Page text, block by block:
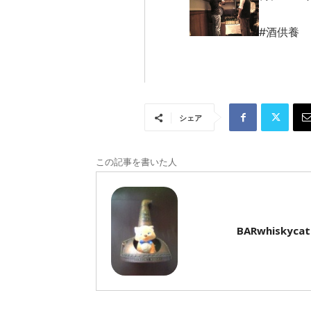
#酒供養
シェア
この記事を書いた人